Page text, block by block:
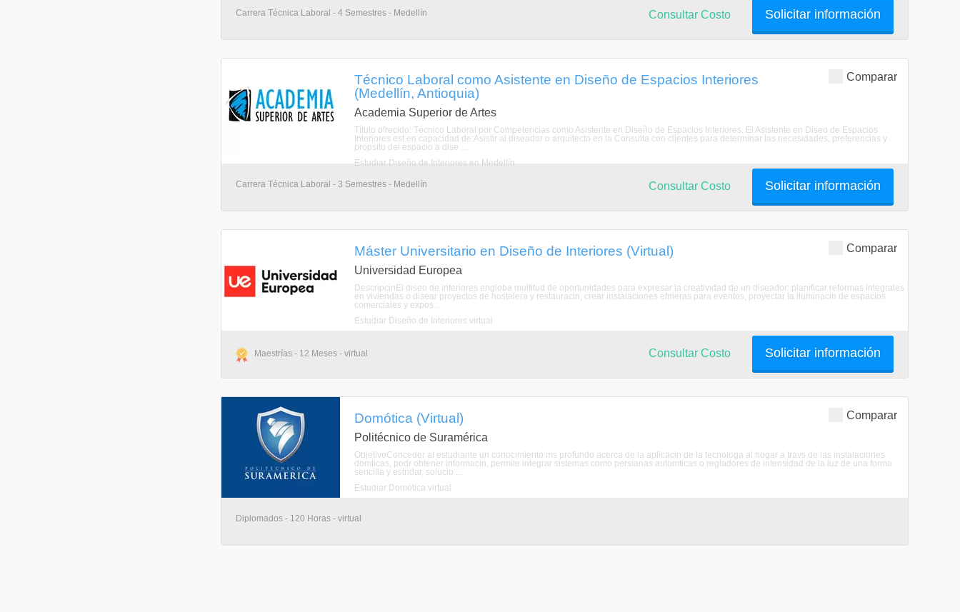
Carrera Técnica Laboral - 4 Semestres - Medellín Solicitar información
Consultar Costo
Comparar
Técnico Laboral como Asistente en Diseño de Espacios Interiores
(Medellín, Antioquia)
Academia Superior de Artes
Título ofrecido: Técnico Laboral por Competencias como Asistente en Diseño de Espacios Interiores. El Asistente en Diseo de Espacios
Interiores est en capacidad de:Asistir al diseador o arquitecto en la Consulta con clientes para determinar las necesidades, preferencias y
propsito del espacio a dise ...
Estudiar Diseño de Interiores en Medellín
Carrera Técnica Laboral - 3 Semestres - Medellín Solicitar información
Consultar Costo
Comparar
Máster Universitario en Diseño de Interiores (Virtual)
Universidad Europea
DescripcinEl diseo de interiores engloba multitud de oportunidades para expresar la creatividad de un diseador: planificar reformas integrales
en viviendas o disear proyectos de hostelera y restauracin, crear instalaciones efmeras para eventos, proyectar la iluminacin de espacios
comerciales y expos ...
Estudiar Diseño de Interiores virtual
Maestrías - 12 Meses - virtual Solicitar información
Consultar Costo
Comparar
Domótica (Virtual)
Politécnico de Suramérica
ObjetivoConceder al estudiante un conocimiento ms profundo acerca de la aplicacin de la tecnologa al hogar a travs de las instalaciones
domticas, podr obtener informacin, permite integrar sistemas como persianas automticas o regladores de intensidad de la luz de una forma
sencilla y estndar, solucio ...
Estudiar Domótica virtual
Diplomados - 120 Horas - virtual